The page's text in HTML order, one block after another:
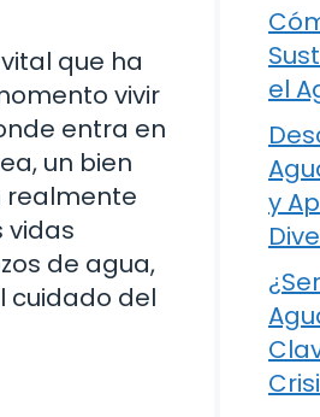
que ha
vivir
entra en
un bien
realmente
vidas
de agua,
cuidado del
el
y